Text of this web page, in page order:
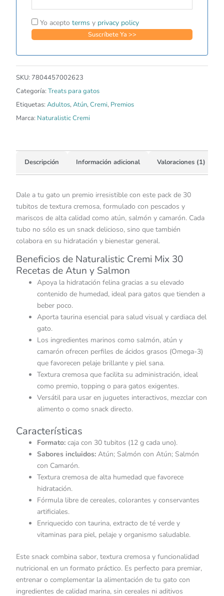
Yo acepto terms y privacy policy
SKU: 7804457002623
Categoría: Treats para gatos
Etiquetas: Adultos,Atún,Cremi, Premios
Marca: Naturalistic Cremi
Descripción Información adicional Valoraciones (1)
Dale a tu gato un premio irresistible con este pack de 30
tubitos de textura cremosa, formulado con pescados y
mariscos de alta calidad como atún, salmón y camarón. Cada
tubo no sólo es un snack delicioso, sino que también
colabora en su hidratación y bienestar general.
Beneficios de Naturalistic Cremi Mix 30
Recetas de Atun y Salmon
Apoya la hidratación felina gracias a su elevado
contenido de humedad, ideal para gatos que tienden a
beber poco.
Aporta taurina esencial para salud visual y cardiaca del
gato.
Los ingredientes marinos como salmón, atún y
camarón ofrecen perfiles de ácidos grasos (Omega-3)
que favorecen pelaje brillante y piel sana.
Textura cremosa que facilita su administración, ideal
como premio, topping o para gatos exigentes.
Versátil para usar en juguetes interactivos, mezclar con
alimento o como snack directo.
Características
Formato: caja con 30 tubitos (12 g cada uno).
Sabores incluidos: Atún; Salmón con Atún; Salmón
con Camarón.
Textura cremosa de alta humedad que favorece
hidratación.
Fórmula libre de cereales, colorantes y conservantes
artificiales.
Enriquecido con taurina, extracto de té verde y
vitaminas para piel, pelaje y organismo saludable.
Este snack combina sabor, textura cremosa y funcionalidad
nutricional en un formato práctico. Es perfecto para premiar,
entrenar o complementar la alimentación de tu gato con
ingredientes de calidad marina, sin cereales ni aditivos